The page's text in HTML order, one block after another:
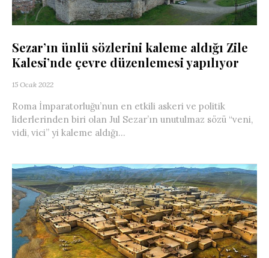
Sezar’ın ünlü sözlerini kaleme aldığı Zile
Kalesi’nde çevre düzenlemesi yapılıyor
15 Ocak 2022
Roma İmparatorluğu’nun en etkili askeri ve politik
liderlerinden biri olan Jul Sezar’ın unutulmaz sözü “veni,
vidi, vici” yi kaleme aldığı...